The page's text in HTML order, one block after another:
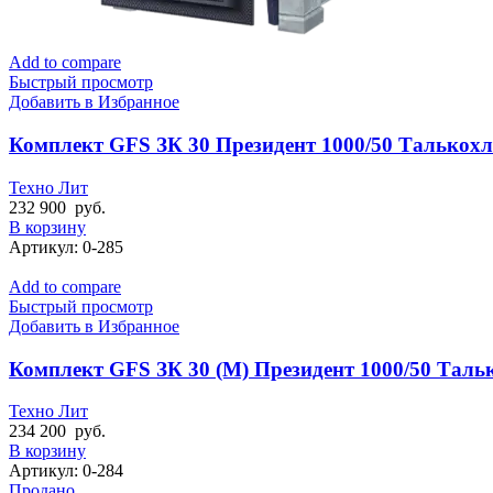
Add to compare
Быстрый просмотр
Добавить в Избранное
Комплект GFS ЗК 30 Президент 1000/50
Техно Лит
232 900 руб.
В корзину
Артикул: 0-285
Add to compare
Быстрый просмотр
Добавить в Избранное
Комплект GFS ЗК 30 (М) Президент 1000/50
Техно Лит
234 200 руб.
В корзину
Артикул: 0-284